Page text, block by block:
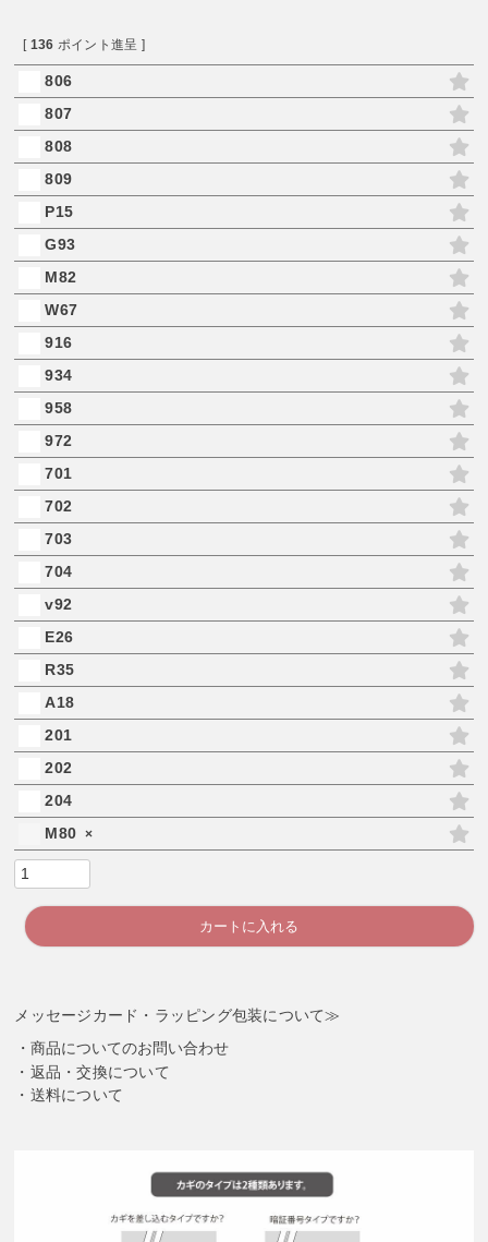
[ 136 ポイント進呈 ]
806
807
808
809
P15
G93
M82
W67
916
934
958
972
701
702
703
704
v92
E26
R35
A18
201
202
204
M80 ×
カートに入れる
メッセージカード・ラッピング包装について≫
商品についてのお問い合わせ
返品・交換について
送料について